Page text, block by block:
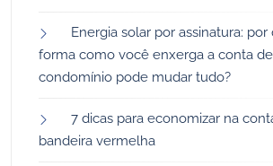
Energia solar por assinatura:
forma como você enxerga a conta
condomínio pode mudar tudo?
7 dicas para economizar na
bandeira vermelha